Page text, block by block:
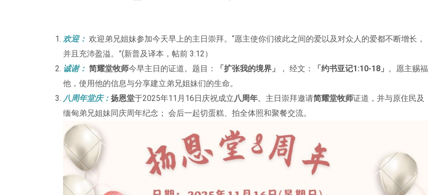
欢迎： 欢迎弟兄姐妹参加今天早上的主日崇拜。“愿主使你们彼此之间的爱以及对众人的爱都不断增长，
并且充沛盈溢。”(新普及译本，帖前 3:12）
诚谢： 简耀堂牧师今早主日的证道。题目： 「扩张我的境界」 ， 经文： 「约书亚记1:10-18」 。愿主赐福
他，使用他的信息与分享建立弟兄姐妹们的生命。
八周年堂庆： 扬恩堂于2025年11月16日庆祝成立八周年。主日崇拜邀请简耀堂牧师证道，并与原住民及
缅甸弟兄姐妹同庆周年纪念； 会后一起切蛋糕、拍全体照和聚餐交流。